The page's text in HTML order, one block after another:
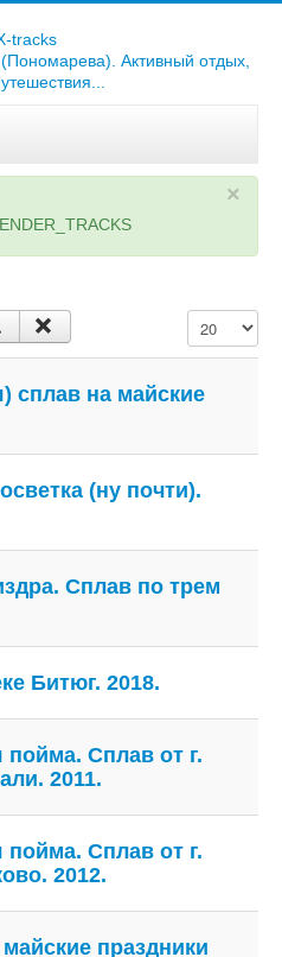
Активный отдых,
×
Кол-во
сплав на майские
(ну почти).
Сплав по трем
Битюг. 2018.
пойма. Сплав от г.
2011.
пойма. Сплав от г.
2012.
праздники